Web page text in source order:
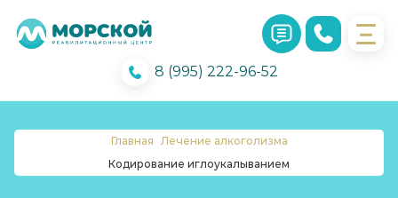
8 (995) 222-96-52
Главная Лечение алкоголизма
Кодирование иглоукалыванием